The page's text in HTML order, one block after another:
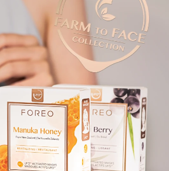
Entrar
Perfil de usuário
Meus aparelhos
Meus pedidos
Meus endereços
As minhas subscrições
Tech Elixir
Set
Español
Português
Svenska
Русский
简体中文 繁體中文